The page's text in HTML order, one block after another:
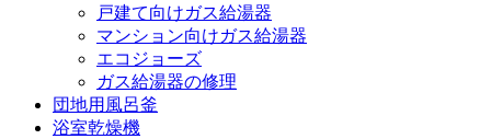
戸建て向けガス給湯器
マンション向けガス給湯器
エコジョーズ
ガス給湯器の修理
団地用風呂釜
浴室乾燥機